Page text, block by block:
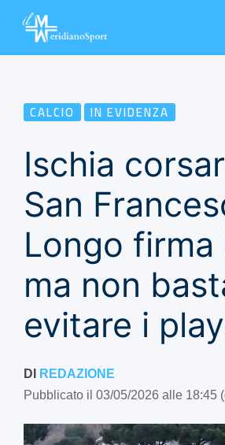
CALCIO IN EVIDENZA
Ischia
San
Longo firma
ma non
evitare i
DI REDAZIONE
Pubblicato il 03/05/2026 alle 18:45